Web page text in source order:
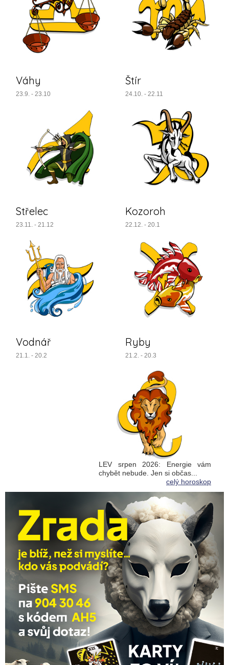
Váhy
23.9. - 23.10
Štír
24.10. - 22.11
Střelec
23.11. - 21.12
Kozoroh
22.12. - 20.1
Vodnář
21.1. - 20.2
Ryby
21.2. - 20.3
LEV srpen 2026: Energie vám
chybět nebude. Jen si občas...
celý horoskop